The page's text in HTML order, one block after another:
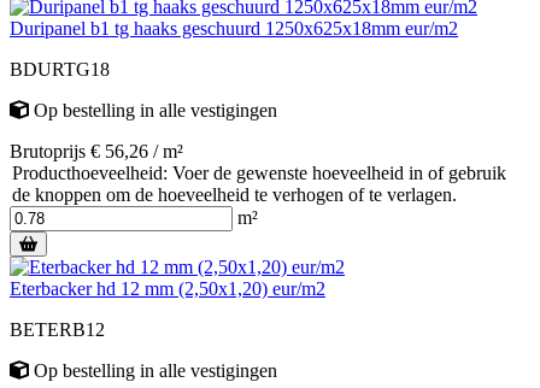
Duripanel b1 tg haaks geschuurd 1250x625x18mm eur/m2
BDURTG18
Op bestelling in alle vestigingen
Brutoprijs € 56,26 / m²
Producthoeveelheid: Voer de gewenste hoeveelheid in of gebruik
de knoppen om de hoeveelheid te verhogen of te verlagen.
m²
Eterbacker hd 12 mm (2,50x1,20) eur/m2
BETERB12
Op bestelling in alle vestigingen